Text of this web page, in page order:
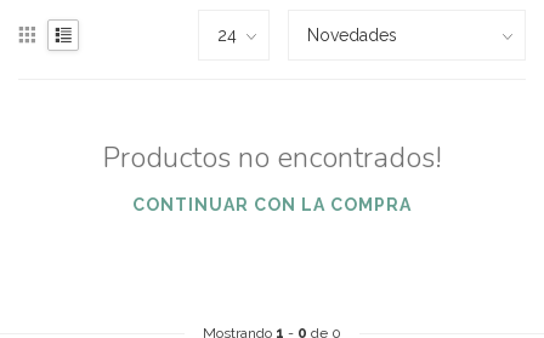
Productos no encontrados!
CONTINUAR CON LA COMPRA
Mostrando 1 - 0 de 0